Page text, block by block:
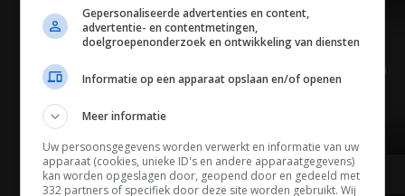
03:01
TRAILERGepersonaliseerde advertenties en content,
advertentie- en contentmetingen,
doelgroepenonderzoek en ontwikkeling van diensten
Informatie op een apparaat opslaan en/of openen
Meer informatie
Uw persoonsgegevens worden verwerkt en informatie van uw
apparaat (cookies, unieke ID's en andere apparaatgegevens)
kan worden opgeslagen door, geopend door en gedeeld met
332 partners of specifiek door deze site worden gebruikt. Wij